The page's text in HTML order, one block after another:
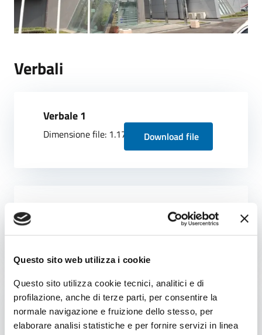
Questo sito web utilizza i cookie
Questo sito utilizza cookie tecnici, analitici e di
profilazione, anche di terze parti, per consentire la
normale navigazione e fruizione dello stesso, per
elaborare analisi statistiche e per fornire servizi in linea
Verbali
Verbale 1
Dimensione file: 1.17 MB Download file
Download file
Verbale 3
Dimensione file: 132.65 KBDownload file